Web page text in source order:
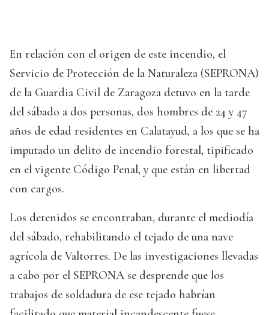
En relación con el origen de este incendio, el
Servicio de Protección de la Naturaleza (SEPRONA)
de la Guardia Civil de Zaragoza detuvo en la tarde
del sábado a dos personas, dos hombres de 24 y 47
años de edad residentes en Calatayud, a los que se ha
imputado un delito de incendio forestal, tipificado
en el vigente Código Penal, y que están en libertad
con cargos.
Los detenidos se encontraban, durante el mediodía
del sábado, rehabilitando el tejado de una nave
agrícola de Valtorres. De las investigaciones llevadas
a cabo por el SEPRONA se desprende que los
trabajos de soldadura de ese tejado habrían